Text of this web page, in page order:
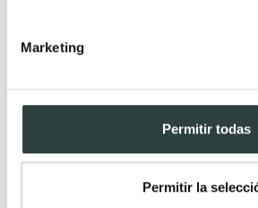
Marketing
Permitir todas
Permitir la
Otra opción muy elegante es
y elegir un alicatado
en el del ejemplo, con efecto